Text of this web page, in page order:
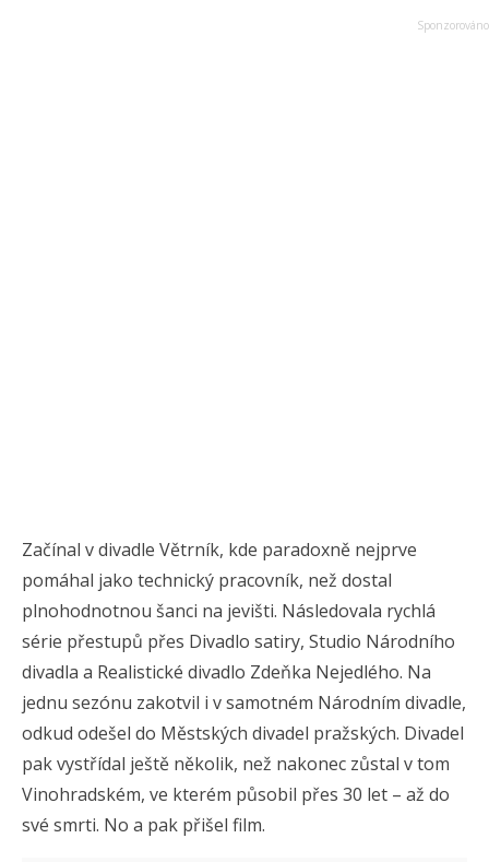
Začínal v divadle Větrník, kde paradoxně nejprve
pomáhal jako technický pracovník, než dostal
plnohodnotnou šanci na jevišti. Následovala rychlá
série přestupů přes Divadlo satiry, Studio Národního
divadla a Realistické divadlo Zdeňka Nejedlého. Na
jednu sezónu zakotvil i v samotném Národním divadle,
odkud odešel do Městských divadel pražských. Divadel
pak vystřídal ještě několik, než nakonec zůstal v tom
Vinohradském, ve kterém působil přes 30 let – až do
své smrti. No a pak přišel film.